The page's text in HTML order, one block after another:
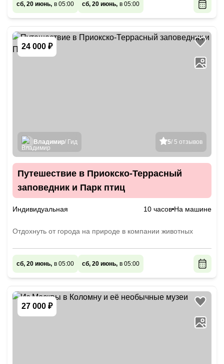
сб, 20 июнь, в 05:00 сб, 20 июнь, в 05:00
24 000 ₽
5/ 5 отзывов
Владимир/ Гид
Путешествие в Приокско-Террасный
заповедник и Парк птиц
Индивидуальная 10 часов На машине
Отдохнуть от города на природе в компании животных
сб, 20 июнь, в 05:00 сб, 20 июнь, в 05:00
27 000 ₽